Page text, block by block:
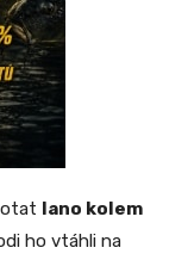
lano kolem
ho vtáhli na